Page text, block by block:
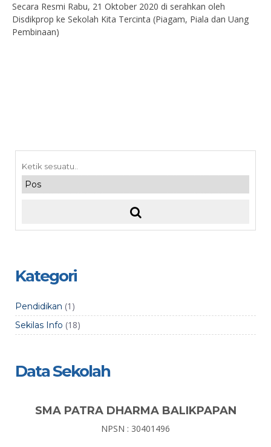
Secara Resmi Rabu, 21 Oktober 2020 di serahkan oleh
Disdikprop ke Sekolah Kita Tercinta (Piagam, Piala dan Uang
Pembinaan)
Kategori
Pendidikan (1)
Sekilas Info (18)
Data Sekolah
SMA PATRA DHARMA BALIKPAPAN
NPSN : 30401496